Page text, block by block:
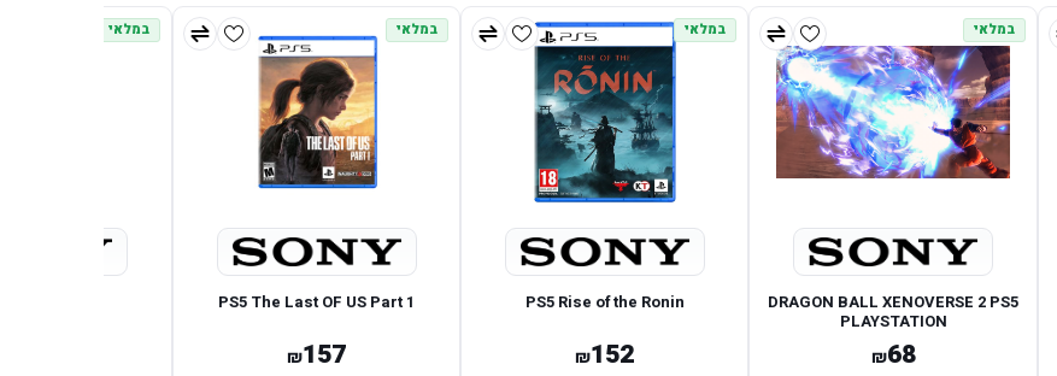
במלאי
DRAGON BALL XENOVERSE 2 PS5
PLAYSTATION
₪68
במלאי
PS5 Rise of the Ronin
₪152
במלאי
PS5 The Last OF US Part 1
₪157
במלאי